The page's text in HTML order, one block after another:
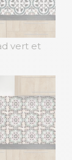
vert et